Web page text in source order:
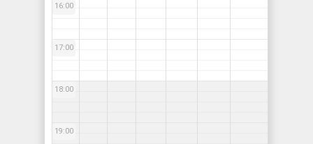
16:00
17:00
18:00
19:00